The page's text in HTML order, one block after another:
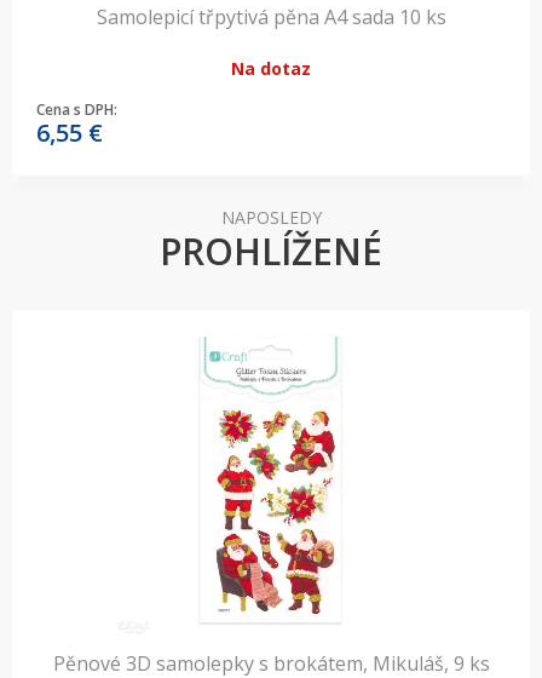
Samolepicí třpytivá pěna A4 sada 10 ks
Na dotaz
Cena s DPH:
6,55 €
NAPOSLEDY
PROHLÍŽENÉ
Pěnové 3D samolepky s brokátem, Mikuláš, 9 ks